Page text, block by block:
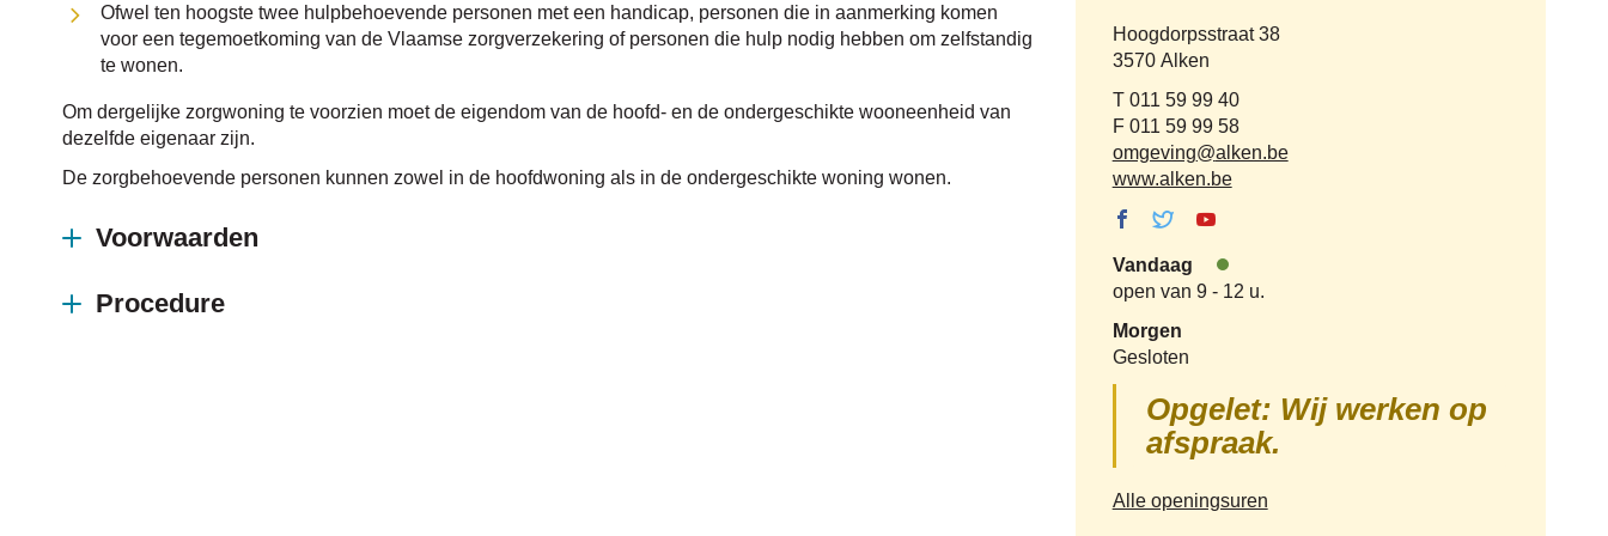
Ofwel ten hoogste twee hulpbehoevende personen met een handicap, personen die in aanmerking komen
voor een tegemoetkoming van de Vlaamse zorgverzekering of personen die hulp nodig hebben om zelfstandig
te wonen.
Om dergelijke zorgwoning te voorzien moet de eigendom van de hoofd- en de ondergeschikte wooneenheid van
dezelfde eigenaar zijn.
De zorgbehoevende personen kunnen zowel in de hoofdwoning als in de ondergeschikte woning wonen.
Voorwaarden
Procedure
Adres
Hoogdorpsstraat 38
,3570 Alken
Tel.011 59 99 40
Fax011 59 99 58
E-
mail
omgeving@alken.be
Website
www.alken.be
Facebook
ordening &
ruimtelijke
planning
Twitter
ordening &
ruimtelijke
planning
Youtube
ordening &
ruimtelijke
Vandaag
Nu
open
open van 9- 12 u.
Morgen
Gesloten
Opgelet: Wij werken op
afspraak.
Alle openingsurenRuimtelijke